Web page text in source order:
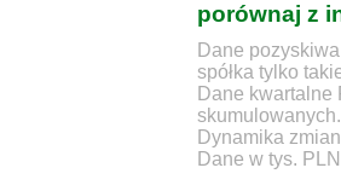
porównaj z
Dane
spółka tylko
Dane
skumulowanych.
Dynamika
Dane w tys. PLN